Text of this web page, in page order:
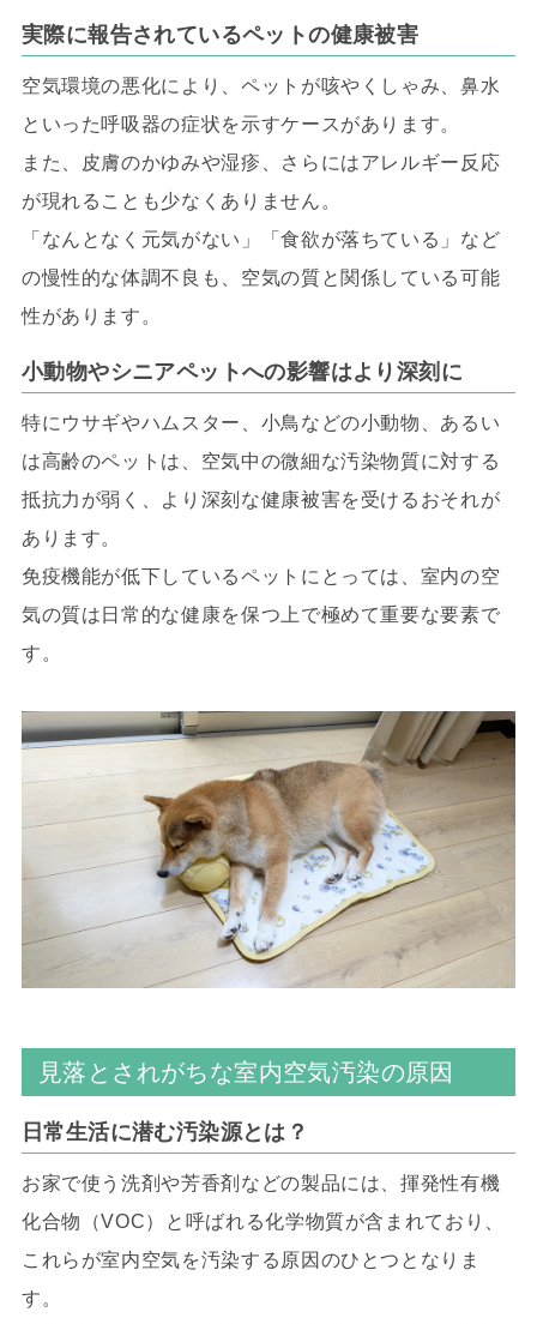
実際に報告されているペットの健康被害
空気環境の悪化により、ペットが咳やくしゃみ、鼻水
といった呼吸器の症状を示すケースがあります。
また、皮膚のかゆみや湿疹、さらにはアレルギー反応
が現れることも少なくありません。
「なんとなく元気がない」「食欲が落ちている」など
の慢性的な体調不良も、空気の質と関係している可能
性があります。
小動物やシニアペットへの影響はより深刻に
特にウサギやハムスター、小鳥などの小動物、あるい
は高齢のペットは、空気中の微細な汚染物質に対する
抵抗力が弱く、より深刻な健康被害を受けるおそれが
あります。
免疫機能が低下しているペットにとっては、室内の空
気の質は日常的な健康を保つ上で極めて重要な要素で
す。
見落とされがちな室内空気汚染の原因
日常生活に潜む汚染源とは？
お家で使う洗剤や芳香剤などの製品には、揮発性有機
化合物（VOC）と呼ばれる化学物質が含まれており、
これらが室内空気を汚染する原因のひとつとなりま
す。